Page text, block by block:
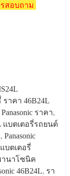
สอบถาม
ราคา 46B24L
ราคา,
แบตเตอรี่รถยนต์
, Panasonic
บตเตอรี่
นาโซนิค
46B24L, รา